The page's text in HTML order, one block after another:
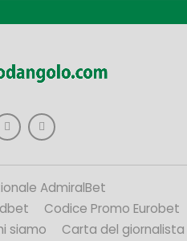
AdmiralBet
Codice Promo Eurobet
siamo Carta del giornalista